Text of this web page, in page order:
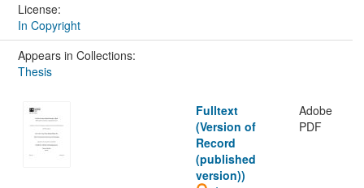
License:
In Copyright
Appears in Collections:
Thesis
Fulltext
(Version of
Record
(published
version))
Adobe
PDF